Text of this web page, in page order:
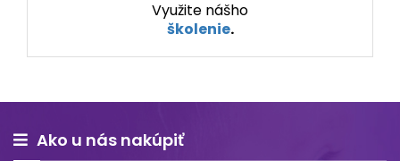
Využite nášho
školenie.
Ako u nás nakúpiť